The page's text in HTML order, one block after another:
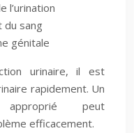
l’urination
du sang
génitale
urinaire, il est
rapidement. Un
approprié peut
efficacement.